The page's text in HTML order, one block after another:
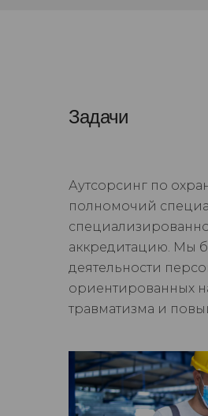
Задачи
Аутсорсинг по
полномочий
аккредитацию. Мы
деятельности
ориентированных
травматизма и